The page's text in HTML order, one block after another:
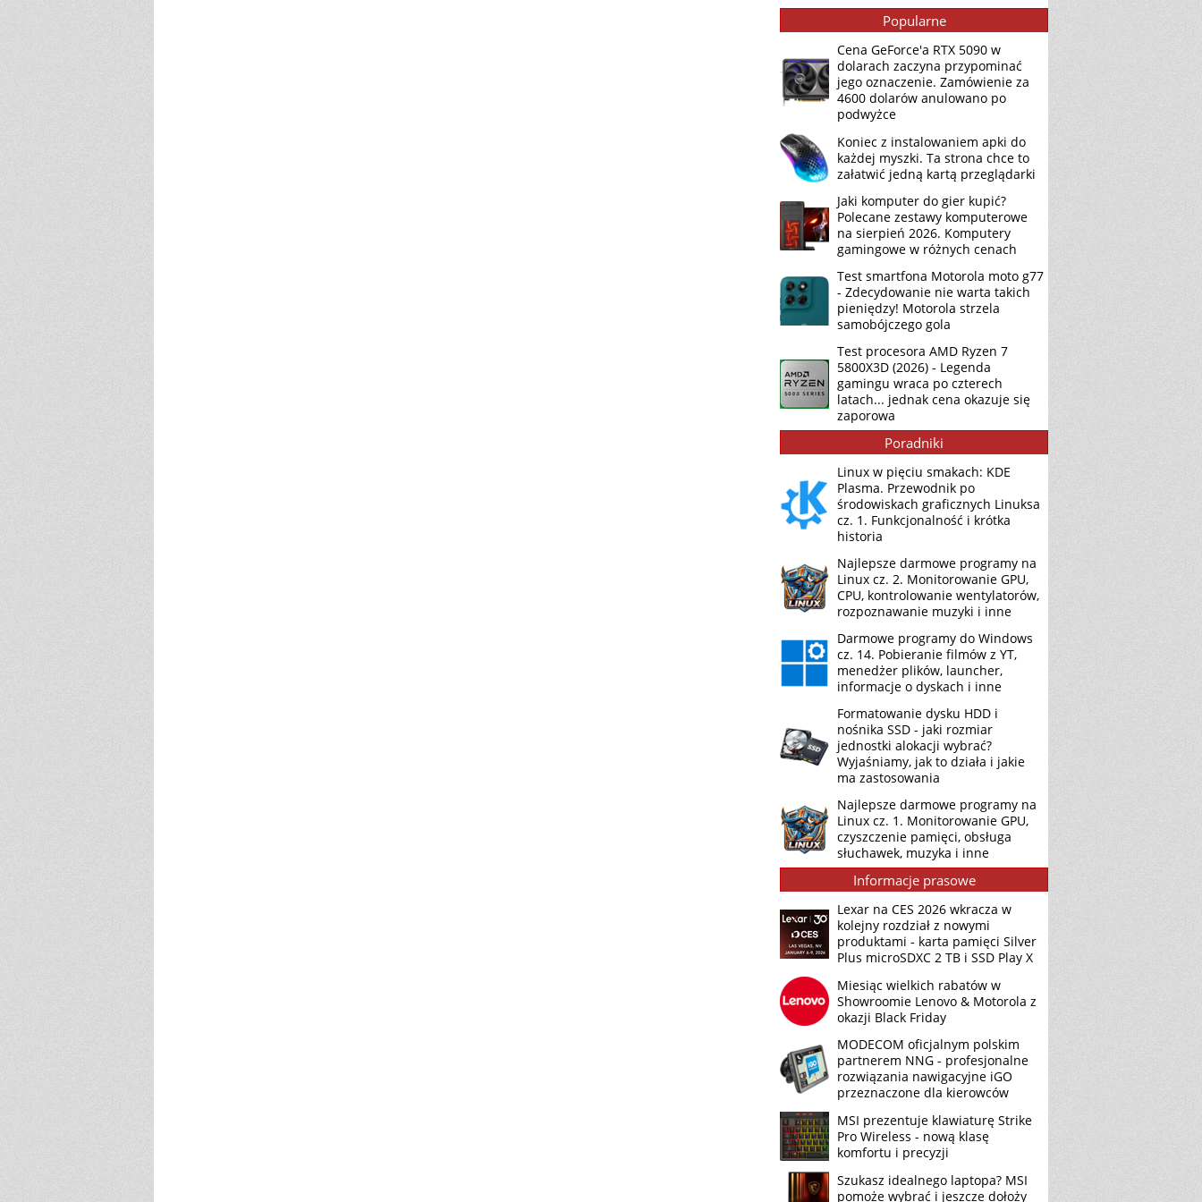
Popularne
Cena GeForce'a RTX 5090 w
dolarach zaczyna przypominać
jego oznaczenie. Zamówienie za
4600 dolarów anulowano po
podwyżce
Koniec z instalowaniem apki do
każdej myszki. Ta strona chce to
załatwić jedną kartą przeglądarki
Jaki komputer do gier kupić?
Polecane zestawy komputerowe
na sierpień 2026. Komputery
gamingowe w różnych cenach
Test smartfona Motorola moto g77
- Zdecydowanie nie warta takich
pieniędzy! Motorola strzela
samobójczego gola
Test procesora AMD Ryzen 7
5800X3D (2026) - Legenda
gamingu wraca po czterech
latach... jednak cena okazuje się
zaporowa
Poradniki
Linux w pięciu smakach: KDE
Plasma. Przewodnik po
środowiskach graficznych Linuksa
cz. 1. Funkcjonalność i krótka
historia
Najlepsze darmowe programy na
Linux cz. 2. Monitorowanie GPU,
CPU, kontrolowanie wentylatorów,
rozpoznawanie muzyki i inne
Darmowe programy do Windows
cz. 14. Pobieranie filmów z YT,
menedżer plików, launcher,
informacje o dyskach i inne
Formatowanie dysku HDD i
nośnika SSD - jaki rozmiar
jednostki alokacji wybrać?
Wyjaśniamy, jak to działa i jakie
ma zastosowania
Najlepsze darmowe programy na
Linux cz. 1. Monitorowanie GPU,
czyszczenie pamięci, obsługa
słuchawek, muzyka i inne
Informacje prasowe
Lexar na CES 2026 wkracza w
kolejny rozdział z nowymi
produktami - karta pamięci Silver
Plus microSDXC 2 TB i SSD Play X
Miesiąc wielkich rabatów w
Showroomie Lenovo & Motorola z
okazji Black Friday
MODECOM oficjalnym polskim
partnerem NNG - profesjonalne
rozwiązania nawigacyjne iGO
przeznaczone dla kierowców
MSI prezentuje klawiaturę Strike
Pro Wireless - nową klasę
komfortu i precyzji
Szukasz idealnego laptopa? MSI
pomoże wybrać i jeszcze dołoży